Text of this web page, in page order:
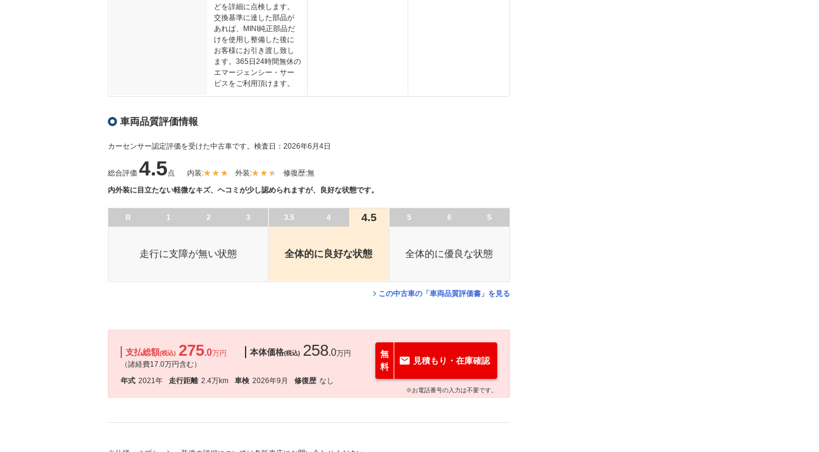
どを詳細に点検します。
交換基準に達した部品が
あれば、MINI純正部品だ
けを使用し整備した後に
お客様にお引き渡し致し
ます。365日24時間無休の
エマージェンシー・サー
ビスをご利用頂けます。
車両品質評価情報
カーセンサー認定評価を受けた中古車です。 検査日：2026年6月4日
総合評価 4.5点 内装: 外装: 修復歴:無
内外装に目立たない軽微なキズ、ヘコミが少し認められますが、良好な状態です。
R 1 2 3 3.5 4 4.5 5 6 S
走行に支障が無い状態 全体的に良好な状態 全体的に優良な状態
この中古車の「車両品質評価書」を見る
支払総額(税込) 275.0万円
（諸経費17.0万円含む）
本体価格(税込) 258.0万円
年式 2021年 走行距離 2.4万km 車検 2026年9月 修復歴 なし
無
料
見積もり・在庫確認
※お電話番号の入力は不要です。